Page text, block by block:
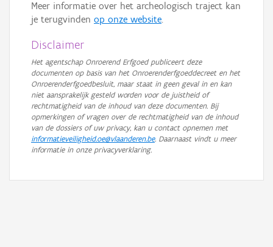
Meer informatie over het archeologisch traject kan
je terugvinden op onze website.
Disclaimer
Het agentschap Onroerend Erfgoed publiceert deze
documenten op basis van het Onroerenderfgoeddecreet en het
Onroerenderfgoedbesluit, maar staat in geen geval in en kan
niet aansprakelijk gesteld worden voor de juistheid of
rechtmatigheid van de inhoud van deze documenten. Bij
opmerkingen of vragen over de rechtmatigheid van de inhoud
van de dossiers of uw privacy, kan u contact opnemen met
informatieveiligheid.oe@vlaanderen.be. Daarnaast vindt u meer
informatie in onze privacyverklaring.